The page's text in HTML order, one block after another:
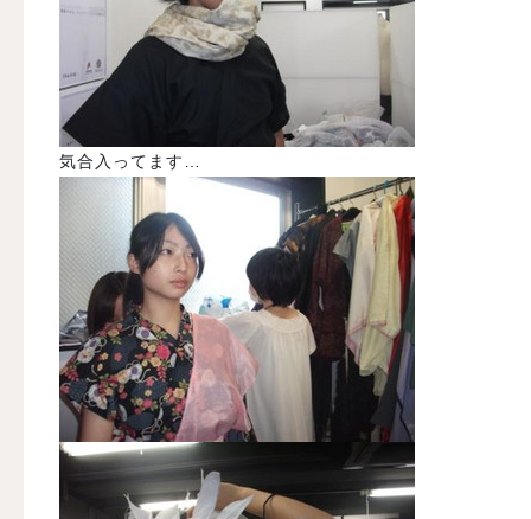
気合入ってます…